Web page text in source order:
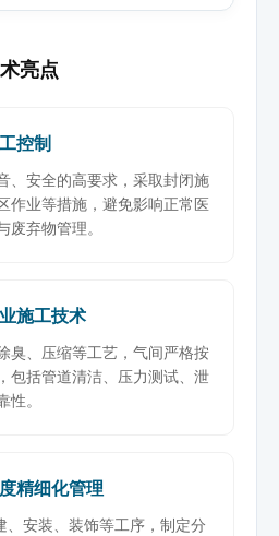
亮点
控制
、安全的高要求，采取封闭施
作业等措施，避免影响正常医
废弃物管理。
施工技术
臭、压缩等工艺，气间严格按
包括管道清洁、压力测试、泄
性。
精细化管理
、安装、装饰等工序，制定分